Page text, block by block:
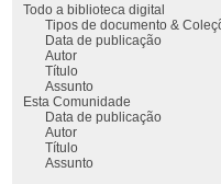
Todo a biblioteca digital
Tipos de documento &
Data de publicação
Autor
Título
Assunto
Esta Comunidade
Data de publicação
Autor
Título
Assunto